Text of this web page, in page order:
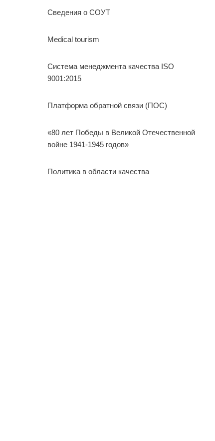
Сведения о СОУТ
Medical tourism
Система менеджмента качества ISO
9001:2015
Платформа обратной связи (ПОС)
«80 лет Победы в Великой Отечественной
войне 1941-1945 годов»
Политика в области качества